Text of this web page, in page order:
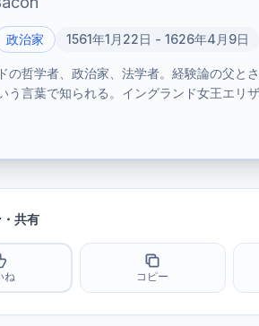
政治家 1561年1月22日 - 1626年4月9日
の哲学者、政治家、法学者。経験論の父と
う言葉で知られる。イングランド女王エリ
共有
ね コピー